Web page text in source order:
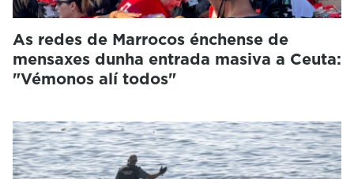
As redes de Marrocos énchense de
mensaxes dunha entrada masiva a Ceuta:
"Vémonos alí todos"